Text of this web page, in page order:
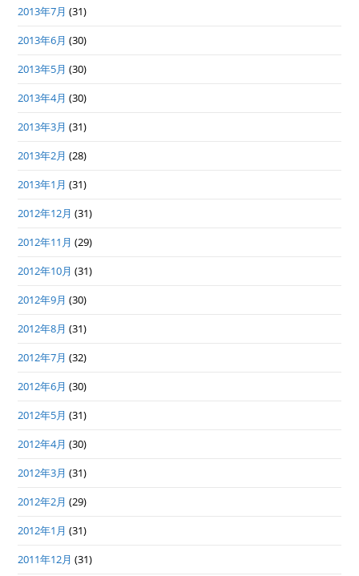
2013年7月 (31)
2013年6月 (30)
2013年5月 (30)
2013年4月 (30)
2013年3月 (31)
2013年2月 (28)
2013年1月 (31)
2012年12月 (31)
2012年11月 (29)
2012年10月 (31)
2012年9月 (30)
2012年8月 (31)
2012年7月 (32)
2012年6月 (30)
2012年5月 (31)
2012年4月 (30)
2012年3月 (31)
2012年2月 (29)
2012年1月 (31)
2011年12月 (31)